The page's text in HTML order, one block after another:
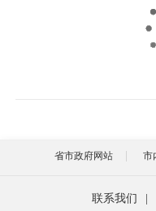
省市政府网站 市
联系我们